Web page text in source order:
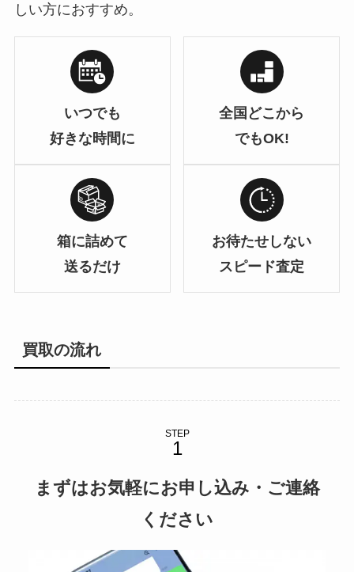
しい方におすすめ。
いつでも
好きな時間に
全国どこから
でもOK!
箱に詰めて
送るだけ
お待たせしない
スピード査定
買取の流れ
STEP
まずはお気軽にお申し込み・ご連絡
ください